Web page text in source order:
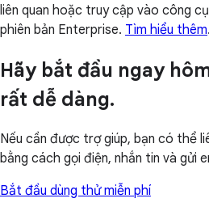
liên quan hoặc truy cập vào công
phiên bản Enterprise. Tìm hiểu thêm.
Hãy bắt đầu ngay
rất dễ dàng.
Nếu cần được trợ giúp, bạn có thể
bằng cách gọi điện, nhắn tin và gửi
Bắt đầu dùng thử miễn phí